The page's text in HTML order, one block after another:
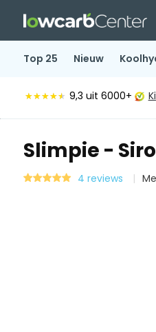
Top 25 Nieuw
★★★★★
★★★★★ 9,3 uit 6000+
Slimpie -
4 reviews